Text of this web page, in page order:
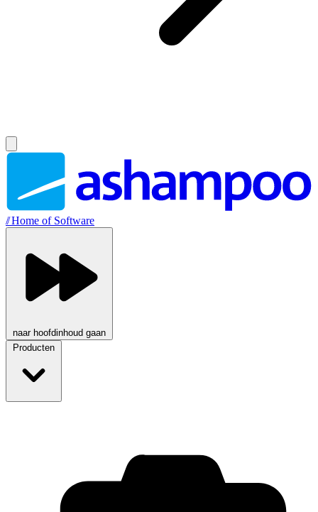
//Home of Software
naar hoofdinhoud gaan
Producten